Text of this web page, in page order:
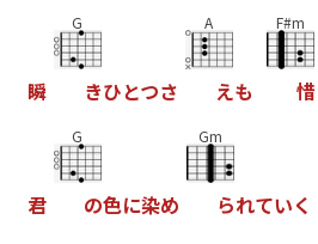
瞬
G
きひとつさ
A
えも
F#m
惜
君
G
の色に染め
Gm
られていく